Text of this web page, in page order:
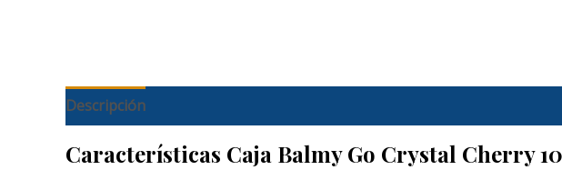
Descripción
Características Caja Balmy Go Crystal Cherry